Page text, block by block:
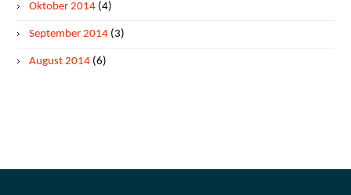
Oktober 2014 (4)
September 2014 (3)
August 2014 (6)